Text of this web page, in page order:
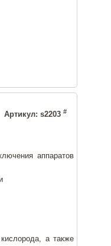
Артикул: s2203 #
аппаратов
а также